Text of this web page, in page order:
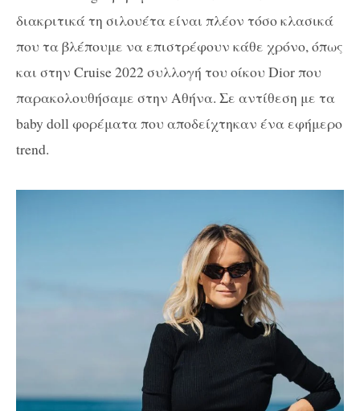
διακριτικά τη σιλουέτα είναι πλέον τόσο κλασικά
που τα βλέπουμε να επιστρέφουν κάθε χρόνο, όπως
και στην Cruise 2022 συλλογή του οίκου Dior που
παρακολουθήσαμε στην Αθήνα. Σε αντίθεση με τα
baby doll φορέματα που αποδείχτηκαν ένα εφήμερο
trend.